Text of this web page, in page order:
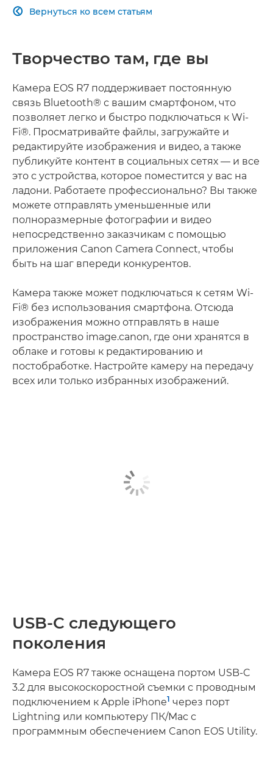
Вернуться ко всем статьям

Творчество там, где вы
Камера EOS R7 поддерживает постоянную
связь Bluetooth® с вашим смартфоном, что
позволяет легко и быстро подключаться к Wi-
Fi®. Просматривайте файлы, загружайте и
редактируйте изображения и видео, а также
публикуйте контент в социальных сетях — и все
это с устройства, которое поместится у вас на
ладони. Работаете профессионально? Вы также
можете отправлять уменьшенные или
полноразмерные фотографии и видео
непосредственно заказчикам с помощью
приложения Canon Camera Connect, чтобы
быть на шаг впереди конкурентов.
Камера также может подключаться к сетям Wi-
Fi® без использования смартфона. Отсюда
изображения можно отправлять в наше
пространство image.canon, где они хранятся в
облаке и готовы к редактированию и
постобработке. Настройте камеру на передачу
всех или только избранных изображений.
USB-C следующего
поколения
Камера EOS R7 также оснащена портом USB-C
3.2 для высокоскоростной съемки с проводным
подключением к Apple iPhone1 через порт
Lightning или компьютеру ПК/Mac с
программным обеспечением Canon EOS Utility.